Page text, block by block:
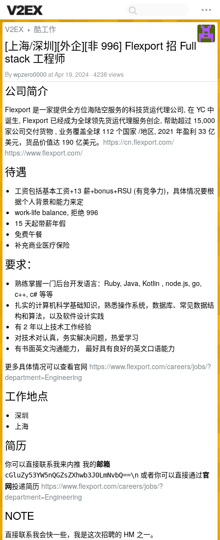
V2EX › 酷工作
[上海/深圳][外企][非 996] Flexport 招 Full
stack 工程师
Bywpzero0000at Apr 19, 2024 · 4238 views
公司简介
Flexport 是一家提供全方位海陆空服务的科技货运代理公司, 在 YC 中
诞生, Flexport 已经成为全球领先货运代理服务创企, 帮助超过 15,000
家公司交付货物 , 业务覆盖全球 112 个国家 /地区, 2021 年盈利 33 亿
美元，货品价值达 190 亿美元。 https://cn.flexport.com/
https://www.flexport.com/
待遇
工资包括基本工资+13 薪+bonus+RSU (有竞争力)，具体情况要根
据个人背景和能力来定
work-life balance, 拒绝 996
15 天起带薪年假
免费午餐
补充商业医疗保险
要求：
熟练掌握一门后台开发语言：Ruby, Java, Kotlin , node.js, go,
c++, c# 等等
扎实的计算机科学基础知识，熟悉操作系统，数据库、常见数据结
构和算法，以及软件设计实践
有 2 年以上技术工作经验
对技术对认真，务实解决问题，热爱学习
有书面英文沟通能力， 最好具有良好的英文口语能力
更多具体情况可以查看官网 https://www.flexport.com/careers/jobs/?
department=Engineering
工作地点
深圳
上海
简历
你可以直接联系我来内推 我的邮箱
cGluZy53YW5nQGZsZXhwb3J0LmNvbQ==\n 或者你可以直接通过官
网投递简历 https://www.flexport.com/careers/jobs/?
department=Engineering
NOTE
直接联系我会快一些，我是这次招聘的 HM 之一。